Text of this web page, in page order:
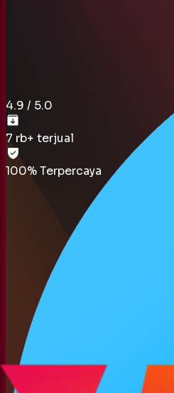
4.9 / 5.0
7 rb+ terjual
100% Terpercaya